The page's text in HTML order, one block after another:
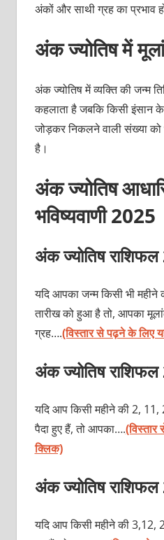
अंकों और साथी ग्रह का प्रभाव
अंक ज्योतिष में
अंक ज्योतिष में व्यक्ति की जन्म
कहलाता है जबकि किसी इंसान
जोड़कर निकलने वाली संख्या को
है।
अंक ज्योतिष
भविष्यवाणी 2025
अंक ज्योतिष
यदि आपका जन्म किसी भी
तारीख को हुआ है तो, आपका
ग्रह….(विस्तार से पढ़ने के लिए
अंक ज्योतिष
यदि आप किसी महीने की 2, 11,
पैदा हुए हैं, तो आपका….
क्लिक)
अंक ज्योतिष
यदि आप किसी महीने की 3,12,